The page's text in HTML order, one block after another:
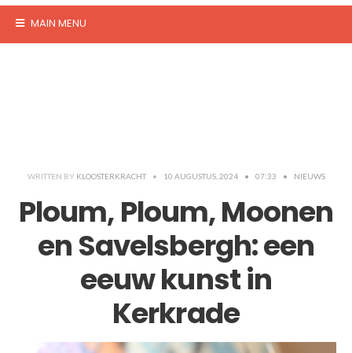
MAIN MENU
WRITTEN BY KLOOSTERKRACHT • 10 AUGUSTUS, 2024 • 07:33 • NIEUWS
Ploum, Ploum, Moonen
en Savelsbergh: een
eeuw kunst in
Kerkrade